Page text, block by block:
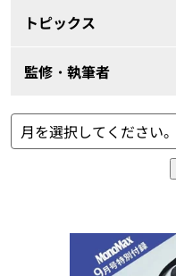
トピックス
監修・執筆者